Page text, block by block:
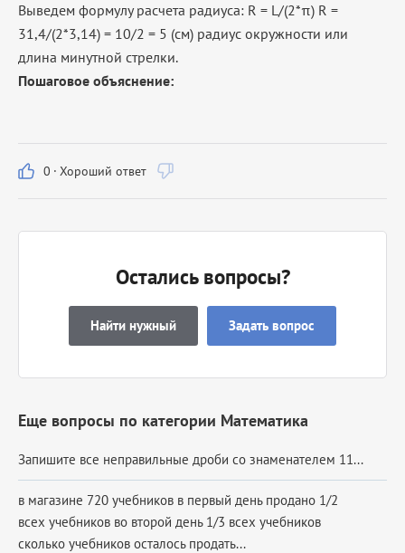
Выведем формулу расчета радиуса: R = L/(2*π) R =
31,4/(2*3,14) = 10/2 = 5 (см) радиус окружности или
длина минутной стрелки.
Пошаговое объяснение:
0 · Хороший ответ
Остались вопросы?
Найти нужный Задать вопрос
Еще вопросы по категории Математика
Запишите все неправильные дроби со знаменателем 11...
в магазине 720 учебников в первый день продано 1/2
всех учебников во второй день 1/3 всех учебников
сколько учебников осталось продать...